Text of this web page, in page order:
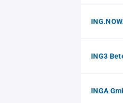
ING3
INGA